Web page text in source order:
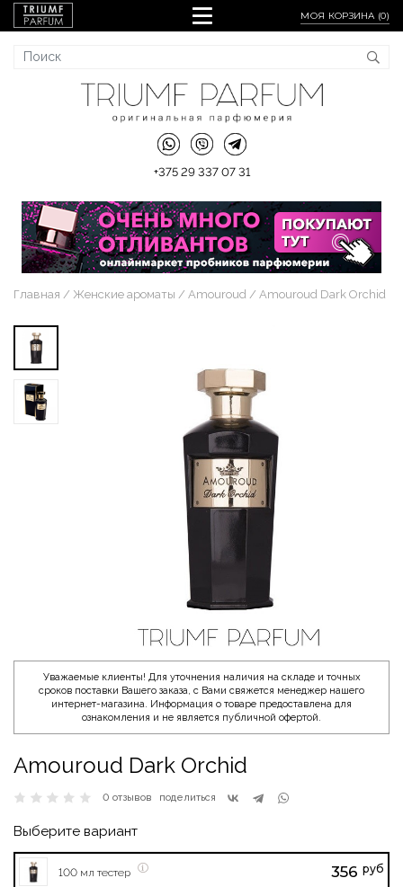
МОЯ КОРЗИНА (0)
+375 29 337 07 31
Главная Женские ароматы Amouroud Amouroud Dark Orchid
Уважаемые клиенты! Для уточнения наличия на складе и точных
сроков поставки Вашего заказа, с Вами свяжется менеджер нашего
интернет-магазина. Информация о товаре предоставлена для
ознакомления и не является публичной офертой.
Amouroud Dark Orchid
0 отзывов поделиться
Выберите вариант
100 мл тестер 356 руб